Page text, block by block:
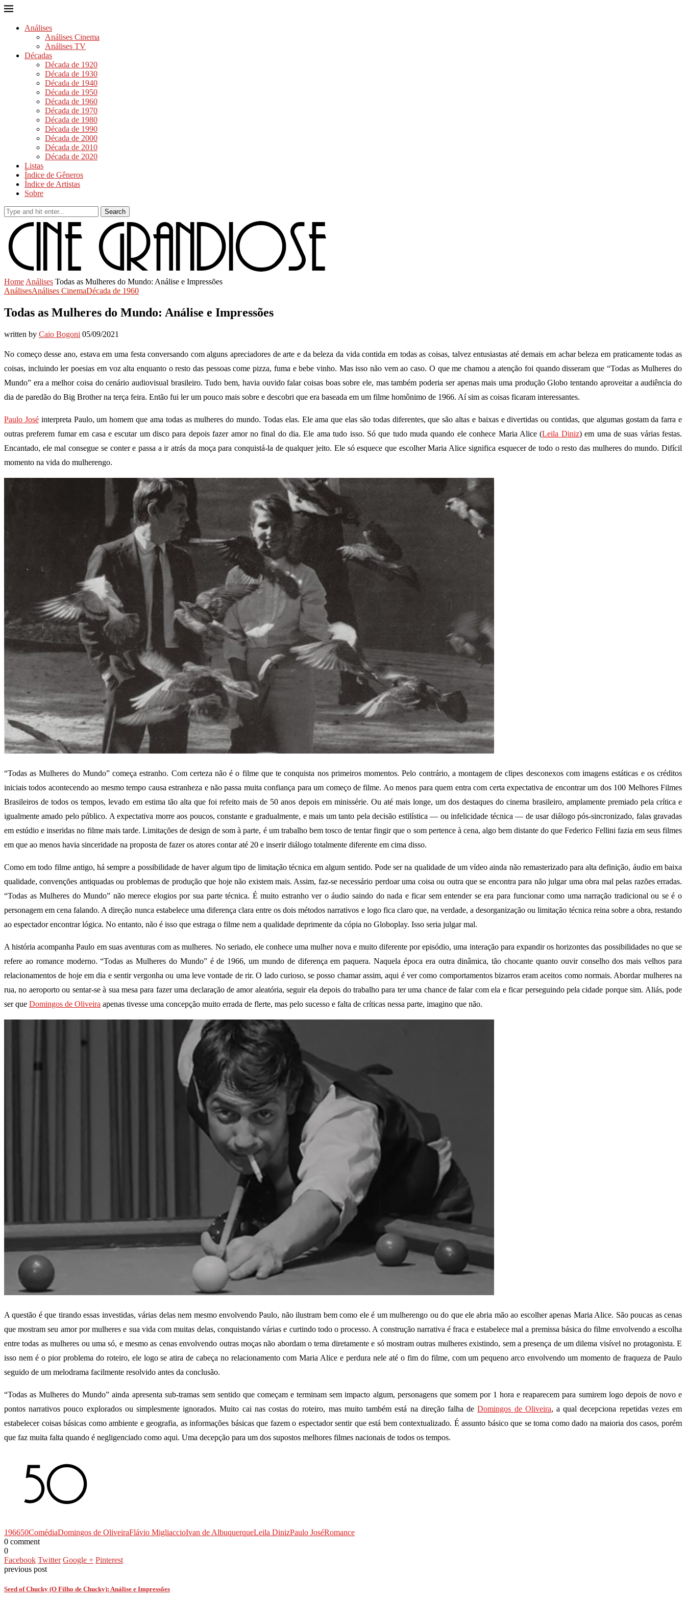
Análises
Análises Cinema
Análises TV
Décadas
Década de 1920
Década de 1930
Década de 1940
Década de 1950
Década de 1960
Década de 1970
Década de 1980
Década de 1990
Década de 2000
Década de 2010
Década de 2020
Listas
Índice de Gêneros
Índice de Artistas
Sobre
Search
Home Análises Todas as Mulheres do Mundo: Análise e Impressões
AnálisesAnálises CinemaDécada de 1960
Todas as Mulheres do Mundo: Análise e Impressões
written by Caio Bogoni 05/09/2021
No começo desse ano, estava em uma festa conversando com alguns apreciadores de arte e da beleza da vida contida em todas as coisas, talvez entusiastas até demais em achar beleza em praticamente todas as
coisas, incluindo ler poesias em voz alta enquanto o resto das pessoas come pizza, fuma e bebe vinho. Mas isso não vem ao caso. O que me chamou a atenção foi quando disseram que “Todas as Mulheres do
Mundo” era a melhor coisa do cenário audiovisual brasileiro. Tudo bem, havia ouvido falar coisas boas sobre ele, mas também poderia ser apenas mais uma produção Globo tentando aproveitar a audiência do
dia de paredão do Big Brother na terça feira. Então fui ler um pouco mais sobre e descobri que era baseada em um filme homônimo de 1966. Aí sim as coisas ficaram interessantes.
Paulo Joséinterpreta Paulo, um homem que ama todas as mulheres do mundo. Todas elas. Ele ama que elas são todas diferentes, que são altas e baixas e divertidas ou contidas, que algumas gostam da farra e
outras preferem fumar em casa e escutar um disco para depois fazer amor no final do dia. Ele ama tudo isso. Só que tudo muda quando ele conhece Maria Alice (Leila Diniz) em uma de suas várias festas.
Encantado, ele mal consegue se conter e passa a ir atrás da moça para conquistá-la de qualquer jeito. Ele só esquece que escolher Maria Alice significa esquecer de todo o resto das mulheres do mundo. Difícil
momento na vida do mulherengo.
“Todas as Mulheres do Mundo” começa estranho. Com certeza não é o filme que te conquista nos primeiros momentos. Pelo contrário, a montagem de clipes desconexos com imagens estáticas e os créditos
iniciais todos acontecendo ao mesmo tempo causa estranheza e não passa muita confiança para um começo de filme. Ao menos para quem entra com certa expectativa de encontrar um dos 100 Melhores Filmes
Brasileiros de todos os tempos, levado em estima tão alta que foi refeito mais de 50 anos depois em minissérie. Ou até mais longe, um dos destaques do cinema brasileiro, amplamente premiado pela crítica e
igualmente amado pelo público. A expectativa morre aos poucos, constante e gradualmente, e mais um tanto pela decisão estilística — ou infelicidade técnica — de usar diálogo pós-sincronizado, falas gravadas
em estúdio e inseridas no filme mais tarde. Limitações de design de som à parte, é um trabalho bem tosco de tentar fingir que o som pertence à cena, algo bem distante do que Federico Fellini fazia em seus filmes
em que ao menos havia sinceridade na proposta de fazer os atores contar até 20 e inserir diálogo totalmente diferente em cima disso.
Como em todo filme antigo, há sempre a possibilidade de haver algum tipo de limitação técnica em algum sentido. Pode ser na qualidade de um vídeo ainda não remasterizado para alta definição, áudio em baixa
qualidade, convenções antiquadas ou problemas de produção que hoje não existem mais. Assim, faz-se necessário perdoar uma coisa ou outra que se encontra para não julgar uma obra mal pelas razões erradas.
“Todas as Mulheres do Mundo” não merece elogios por sua parte técnica. É muito estranho ver o áudio saindo do nada e ficar sem entender se era para funcionar como uma narração tradicional ou se é o
personagem em cena falando. A direção nunca estabelece uma diferença clara entre os dois métodos narrativos e logo fica claro que, na verdade, a desorganização ou limitação técnica reina sobre a obra, restando
ao espectador encontrar lógica. No entanto, não é isso que estraga o filme nem a qualidade deprimente da cópia no Globoplay. Isso seria julgar mal.
A história acompanha Paulo em suas aventuras com as mulheres. No seriado, ele conhece uma mulher nova e muito diferente por episódio, uma interação para expandir os horizontes das possibilidades no que se
refere ao romance moderno. “Todas as Mulheres do Mundo” é de 1966, um mundo de diferença em paquera. Naquela época era outra dinâmica, tão chocante quanto ouvir conselho dos mais velhos para
relacionamentos de hoje em dia e sentir vergonha ou uma leve vontade de rir. O lado curioso, se posso chamar assim, aqui é ver como comportamentos bizarros eram aceitos como normais. Abordar mulheres na
rua, no aeroporto ou sentar-se à sua mesa para fazer uma declaração de amor aleatória, seguir ela depois do trabalho para ter uma chance de falar com ela e ficar perseguindo pela cidade porque sim. Aliás, pode
ser que Domingos de Oliveira apenas tivesse uma concepção muito errada de flerte, mas pelo sucesso e falta de críticas nessa parte, imagino que não.
A questão é que tirando essas investidas, várias delas nem mesmo envolvendo Paulo, não ilustram bem como ele é um mulherengo ou do que ele abria mão ao escolher apenas Maria Alice. São poucas as cenas
que mostram seu amor por mulheres e sua vida com muitas delas, conquistando várias e curtindo todo o processo. A construção narrativa é fraca e estabelece mal a premissa básica do filme envolvendo a escolha
entre todas as mulheres ou uma só, e mesmo as cenas envolvendo outras moças não abordam o tema diretamente e só mostram outras mulheres existindo, sem a presença de um dilema visível no protagonista. E
isso nem é o pior problema do roteiro, ele logo se atira de cabeça no relacionamento com Maria Alice e perdura nele até o fim do filme, com um pequeno arco envolvendo um momento de fraqueza de Paulo
seguido de um melodrama facilmente resolvido antes da conclusão.
“Todas as Mulheres do Mundo” ainda apresenta sub-tramas sem sentido que começam e terminam sem impacto algum, personagens que somem por 1 hora e reaparecem para sumirem logo depois de novo e
pontos narrativos pouco explorados ou simplesmente ignorados. Muito cai nas costas do roteiro, mas muito também está na direção falha deDomingos de Oliveira, a qual decepciona repetidas vezes em
estabelecer coisas básicas como ambiente e geografia, as informações básicas que fazem o espectador sentir que está bem contextualizado. É assunto básico que se toma como dado na maioria dos casos, porém
que faz muita falta quando é negligenciado como aqui. Uma decepção para um dos supostos melhores filmes nacionais de todos os tempos.
196650ComédiaDomingos de OliveiraFlávio MigliaccioIvan de AlbuquerqueLeila DinizPaulo JoséRomance
0 comment
0
Facebook Twitter Google + Pinterest
previous post
Seed of Chucky (O Filho de Chucky): Análise e Impressões